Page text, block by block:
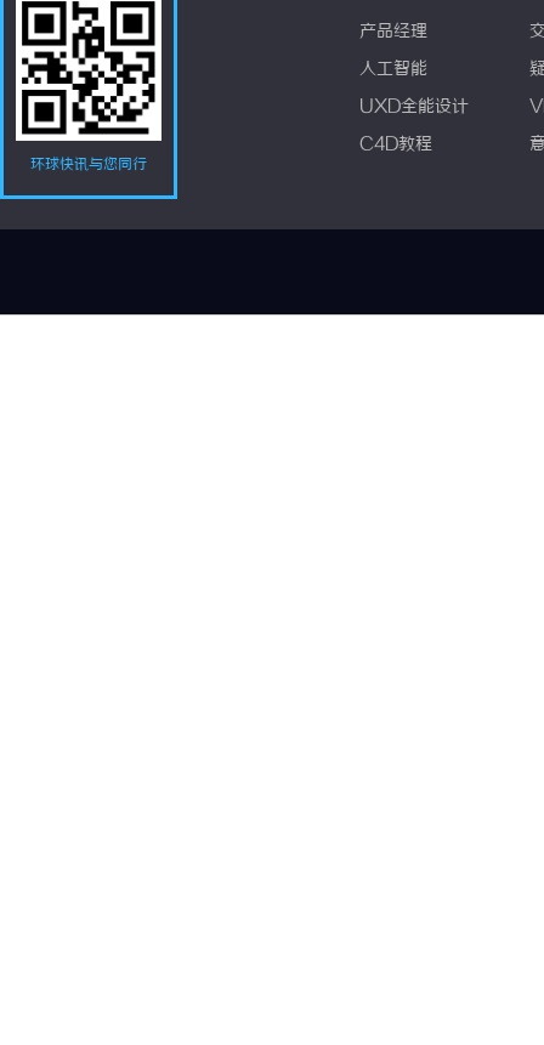
环球快讯与您同行
产品经理
人工智能
UXD全能设计
C4D教程